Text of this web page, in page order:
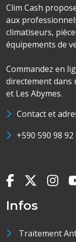
Clim Cash
aux
climatiseurs,
équipements de
Commandez en
directement dans
et Les Abymes.
Contact et
+590 590 98 92
Infos
Traitement